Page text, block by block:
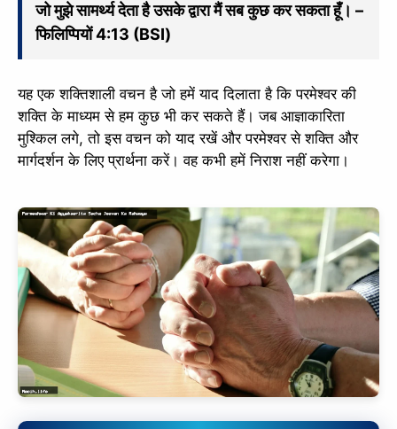
जो मुझे सामर्थ्य देता है उसके द्वारा मैं सब कुछ कर सकता हूँ। –
फिलिप्पियों 4:13 (BSI)
यह एक शक्तिशाली वचन है जो हमें याद दिलाता है कि परमेश्वर की
शक्ति के माध्यम से हम कुछ भी कर सकते हैं। जब आज्ञाकारिता
मुश्किल लगे, तो इस वचन को याद रखें और परमेश्वर से शक्ति और
मार्गदर्शन के लिए प्रार्थना करें। वह कभी हमें निराश नहीं करेगा।